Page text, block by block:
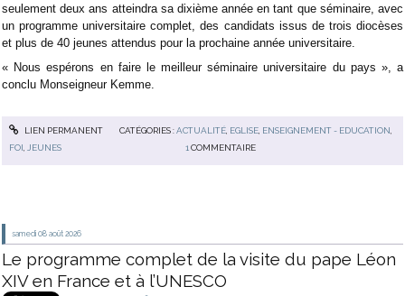
seulement deux ans atteindra sa dixième année en tant que séminaire, avec
un programme universitaire complet, des candidats issus de trois diocèses
et plus de 40 jeunes attendus pour la prochaine année universitaire.
« Nous espérons en faire le meilleur séminaire universitaire du pays », a
conclu Monseigneur Kemme.
LIEN PERMANENT CATÉGORIES :ACTUALITÉ, EGLISE, ENSEIGNEMENT - EDUCATION
FOI
JEUNES 1 COMMENTAIRE
samedi 08 août 2026
Le programme complet de la visite du pape Léon
XIV en France et à l’UNESCO